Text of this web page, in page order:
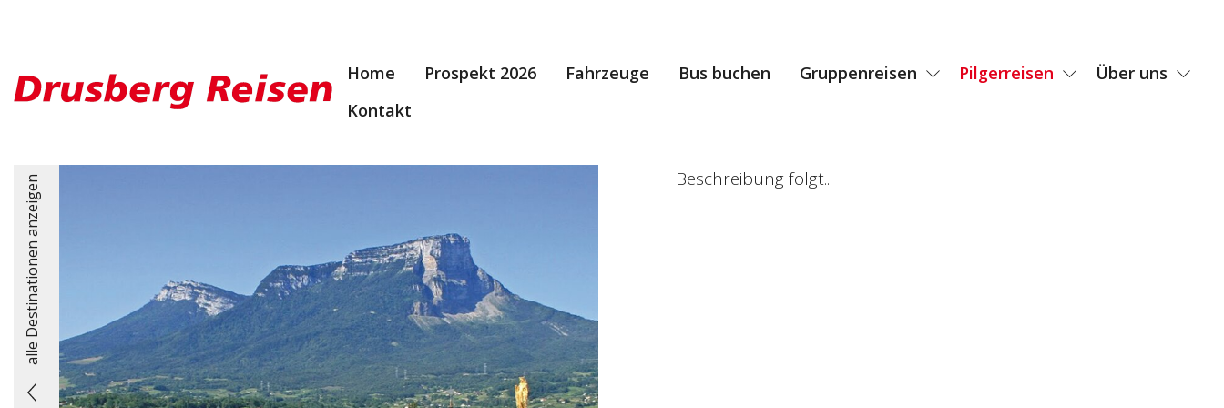
Home Prospekt 2026 Fahrzeuge Bus buchen Gruppenreisen Pilgerreisen
Über uns
Kontakt
alle Destinationen anzeigen Beschreibung folgt...